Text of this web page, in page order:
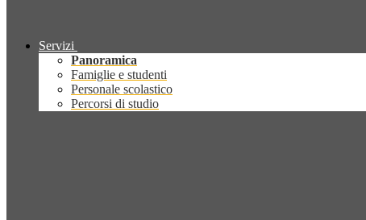
Servizi
Panoramica
Famiglie e studenti
Personale scolastico
Percorsi di studio